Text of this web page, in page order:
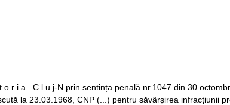
r i a C l u j-N prin sentința penală nr.1047 din 30
la 23.03.1968, CNP (...) pentru săvârșirea infracțiunii